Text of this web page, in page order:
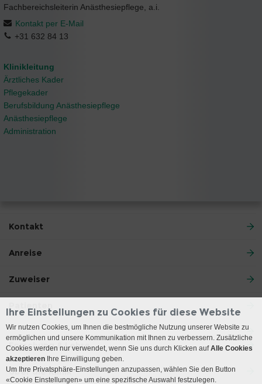
Fachbereichsleiterin Anästhesiepflege, a.i.
Kontakt per E-Mail
+31 632 84 13
Klinikleitung
Ärztliches Kader
Pflegekader
Berufsbildung Anästhesiepflege
Anästhesiepflege
Administration
Kontakt
Anreise
Zuweiser
Forschung & Lehre
Über die Klinik
Ihre Einstellungen zu Cookies für diese Website
Wir nutzen Cookies, um Ihnen die bestmögliche Nutzung unserer Website zu
ermöglichen und unsere Kommunikation mit Ihnen zu verbessern. Zusätzliche
Cookies werden nur verwendet, wenn Sie uns durch Klicken aufAlle Cookies
akzeptieren Ihre Einwilligung geben.
Um Ihre Privatsphäre-Einstellungen anzupassen, wählen Sie den Button
«Cookie Einstellungen» um eine spezifische Auswahl festzulegen.